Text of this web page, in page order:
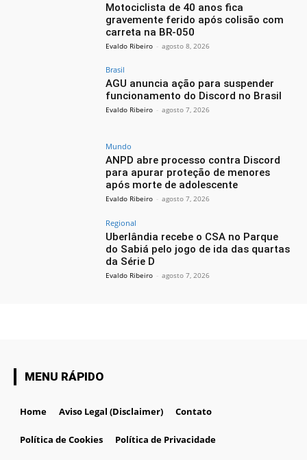
Motociclista de 40 anos fica
gravemente ferido após colisão com
carreta na BR-050
Evaldo Ribeiro - agosto 8, 2026
Brasil
AGU anuncia ação para suspender
funcionamento do Discord no Brasil
Evaldo Ribeiro - agosto 7, 2026
Mundo
ANPD abre processo contra Discord
para apurar proteção de menores
após morte de adolescente
Evaldo Ribeiro - agosto 7, 2026
Regional
Uberlândia recebe o CSA no Parque
do Sabiá pelo jogo de ida das quartas
da Série D
Evaldo Ribeiro - agosto 7, 2026
MENU RÁPIDO
Home Aviso Legal (Disclaimer) Contato
Política de Cookies Política de Privacidade